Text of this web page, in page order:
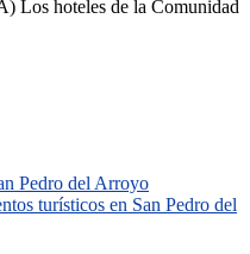
hoteles de la Comunidad
turísticos en San Pedro del